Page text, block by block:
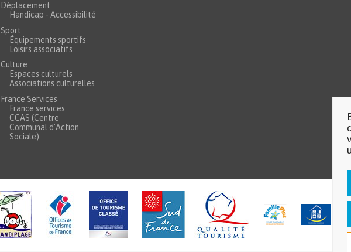
Déplacement
Handicap - Accessibilité
Sport
Équipements sportifs
Loisirs associatifs
Culture
Espaces culturels
Associations culturelles
France Services
France services
CCAS (Centre
Communal d'Action
Sociale)